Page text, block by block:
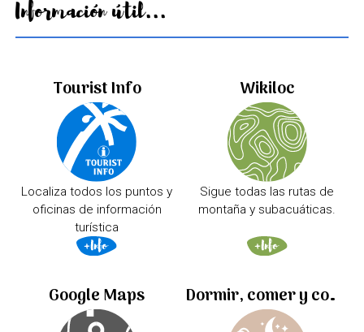
Información útil...
Tourist Info
Localiza todos los puntos y
oficinas de información
turística
Wikiloc
Sigue todas las rutas de
montaña y subacuáticas.
Google Maps Dormir, comer y comprar